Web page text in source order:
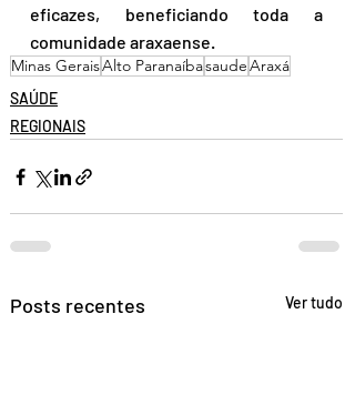
eficazes, beneficiando toda a
comunidade araxaense.
Minas GeraisAlto ParanaíbasaudeAraxá
SAÚDE
REGIONAIS
Posts recentes Ver tudo